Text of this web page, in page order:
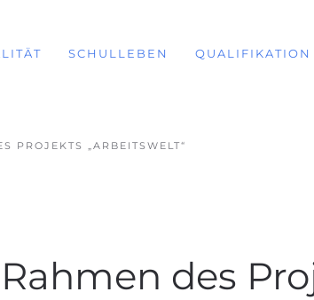
SCHULLEBEN QUALIFIKATION
PROJEKTS „ARBEITSWELT“
des